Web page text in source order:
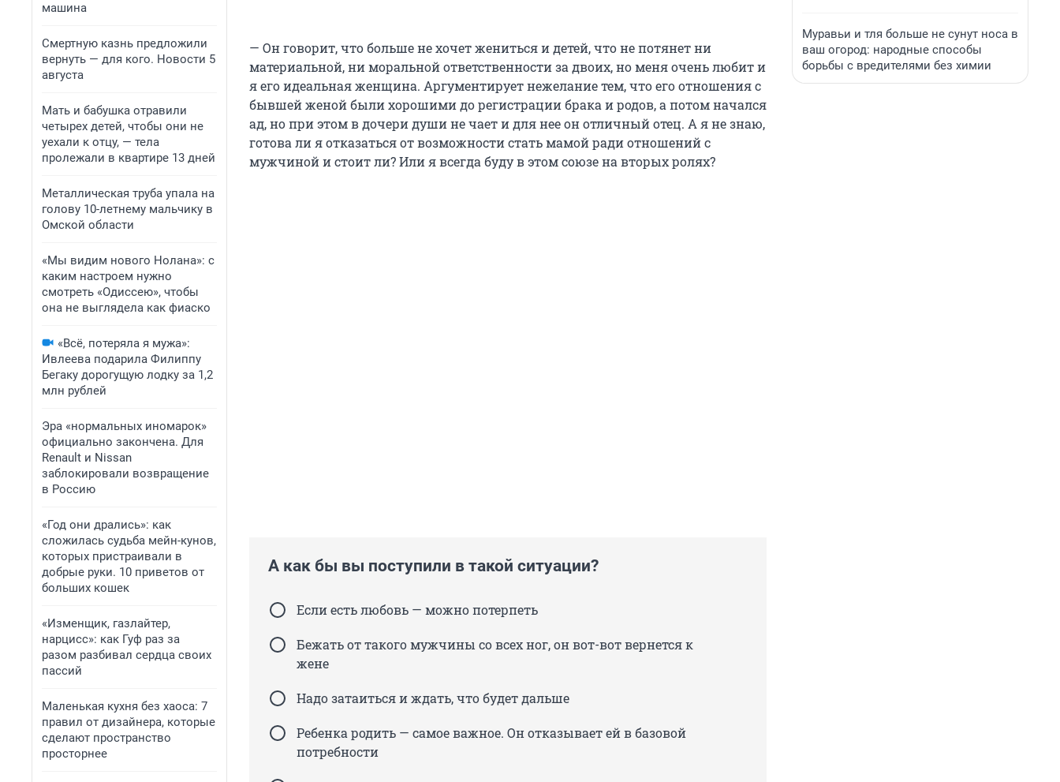
машина
Смертную казнь предложили
вернуть — для кого. Новости 5
августа
Мать и бабушка отравили
четырех детей, чтобы они не
уехали к отцу, — тела
пролежали в квартире 13 дней
Металлическая труба упала на
голову 10-летнему мальчику в
Омской области
«Мы видим нового Нолана»: с
каким настроем нужно
смотреть «Одиссею», чтобы
она не выглядела как фиаско
«Всё, потеряла я мужа»:
Ивлеева подарила Филиппу
Бегаку дорогущую лодку за 1,2
млн рублей
Эра «нормальных иномарок»
официально закончена. Для
Renault и Nissan
заблокировали возвращение
в Россию
«Год они дрались»: как
сложилась судьба мейн-кунов,
которых пристраивали в
добрые руки. 10 приветов от
больших кошек
«Изменщик, газлайтер,
нарцисс»: как Гуф раз за
разом разбивал сердца своих
пассий
Маленькая кухня без хаоса: 7
правил от дизайнера, которые
сделают пространство
просторнее
— Он говорит, что больше не хочет жениться и детей, что не потянет ни
материальной, ни моральной ответственности за двоих, но меня очень любит и
я его идеальная женщина. Аргументирует нежелание тем, что его отношения с
бывшей женой были хорошими до регистрации брака и родов, а потом начался
ад, но при этом в дочери души не чает и для нее он отличный отец. А я не знаю,
готова ли я отказаться от возможности стать мамой ради отношений с
мужчиной и стоит ли? Или я всегда буду в этом союзе на вторых ролях?
А как бы вы поступили в такой ситуации?
Если есть любовь — можно потерпеть
Бежать от такого мужчины со всех ног, он вот-вот вернется к
жене
Надо затаиться и ждать, что будет дальше
Ребенка родить — самое важное. Он отказывает ей в базовой
потребности
Муравьи и тля больше не сунут носа в
ваш огород: народные способы
борьбы с вредителями без химии